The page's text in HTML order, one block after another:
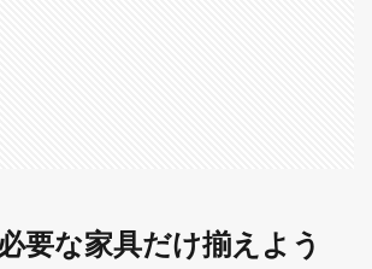
要な家具だけ揃えよう